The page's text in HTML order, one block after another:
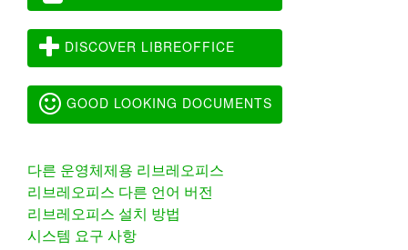
DISCOVER LIBREOFFICE
GOOD LOOKING DOCUMENTS
다른 운영체제용 리브레오피스
리브레오피스 다른 언어 버전
리브레오피스 설치 방법
시스템 요구 사항